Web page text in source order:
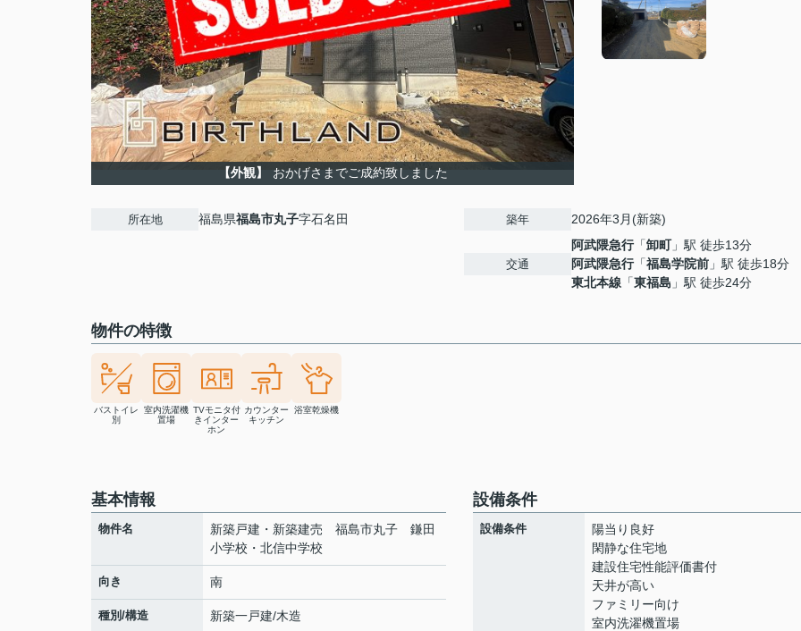
【外観】 おかげさまでご成約致しました
所在地 福島県福島市丸子字石名田 築年 2026年3月(新築)
交通
阿武隈急行「卸町」駅 徒歩13分
阿武隈急行「福島学院前 」駅 徒歩18分
東北本線 「東福島 」駅 徒歩24分
物件の特徴
バストイレ
別
室内洗濯機
置場
TVモニタ付
きインター
ホン
カウンター
キッチン
浴室乾燥機
基本情報
物件名
新築戸建・新築建売 福島市丸子 鎌田
小学校・北信中学校
向き 南
種別/構造 新築一戸建/木造
設備条件
設備条件
陽当り良好
閑静な住宅地
建設住宅性能評価書付
天井が高い
ファミリー向け
室内洗濯機置場